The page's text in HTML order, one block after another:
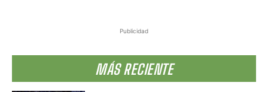
Publicidad
MÁS RECIENTE